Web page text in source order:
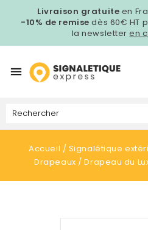
Livraison gratuite en
-10% de remise dès 60€ HT
la newsletteren

Accueil Signalétique
Drapeaux
Drapeau du